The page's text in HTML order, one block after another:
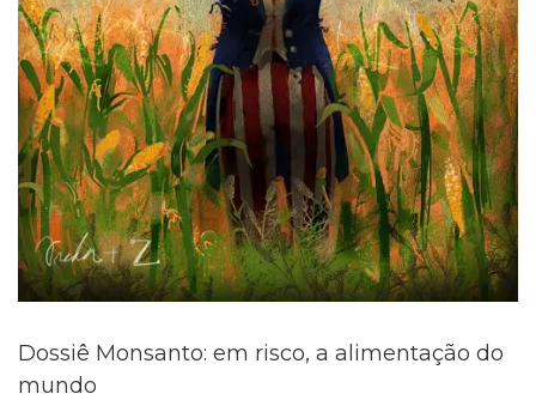
Dossiê Monsanto: em risco, a alimentação do
mundo